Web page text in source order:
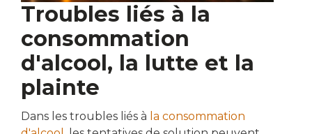
Troubles liés à la
consommation
d'alcool, la lutte et la
plainte
Dans les troubles liés à la consommation